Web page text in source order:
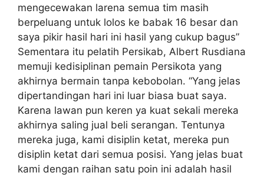
mengecewakan larena semua tim masih
berpeluang untuk lolos ke babak 16 besar dan
saya pikir hasil hari ini hasil yang cukup bagus”
Sementara itu pelatih Persikab, Albert Rusdiana
memuji kedisiplinan pemain Persikota yang
akhirnya bermain tanpa kebobolan. “Yang jelas
dipertandingan hari ini luar biasa buat saya.
Karena lawan pun keren ya kuat sekali mereka
akhirnya saling jual beli serangan. Tentunya
mereka juga, kami disiplin ketat, mereka pun
disiplin ketat dari semua posisi. Yang jelas buat
kami dengan raihan satu poin ini adalah hasil